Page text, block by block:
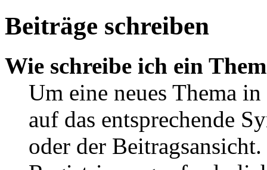
Beiträge schreiben
Wie schreibe ich ein
Um eine neues Thema
auf das entsprechende
oder der